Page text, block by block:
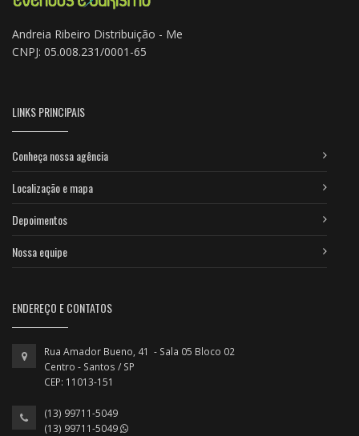
Andreia Ribeiro Distribuição - Me
CNPJ: 05.008.231/0001-65
LINKS PRINCIPAIS
Conheça nossa agência
Localização e mapa
Depoimentos
Nossa equipe
ENDEREÇO E CONTATOS
Rua Amador Bueno, 41 - Sala 05 Bloco 02
Centro - Santos / SP
CEP: 11013-151
(13) 99711-5049
(13) 99711-5049